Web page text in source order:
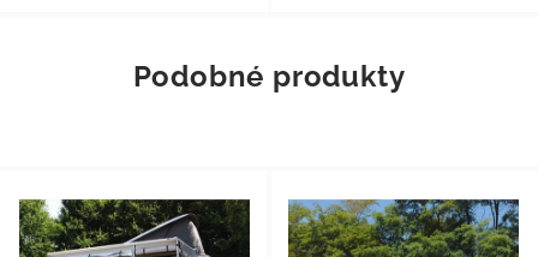
Podobné produkty